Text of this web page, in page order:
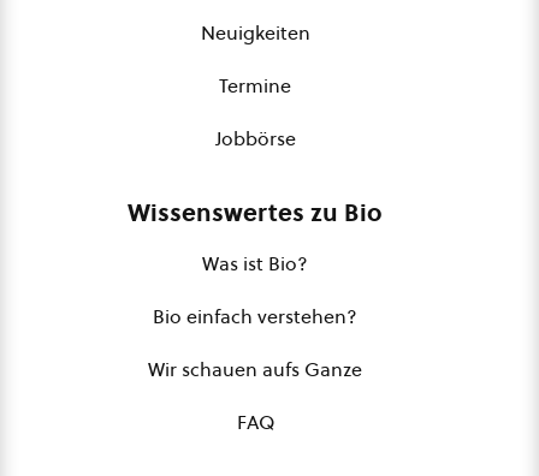
Neuigkeiten
Termine
Jobbörse
Wissenswertes zu Bio
Was ist Bio?
Bio einfach verstehen?
Wir schauen aufs Ganze
FAQ